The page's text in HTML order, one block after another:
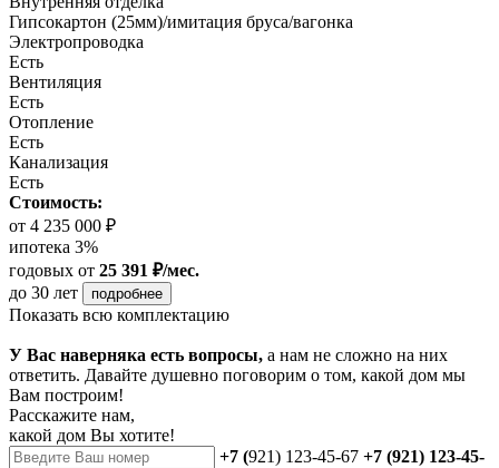
Гипсокартон (25мм)/имитация бруса/вагонка
Электропроводка
Есть
Вентиляция
Есть
Отопление
Есть
Канализация
Есть
Стоимость:
от 4 235 000 ₽
ипотека 3%
годовых от 25 391 ₽/мес.
до 30 лет
подробнее
Показать всю комплектацию
У Вас наверняка есть вопросы, а нам не сложно на них
ответить. Давайте душевно поговорим о том, какой дом мы
Вам построим!
Расскажите нам,
какой дом Вы хотите!
+7 (921) 123-45-67 +7 (921) 123-45-